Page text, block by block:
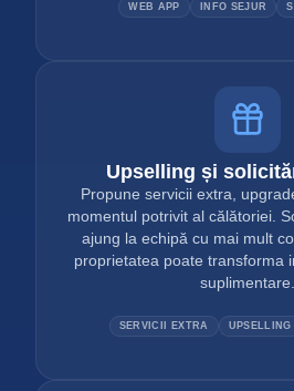
WEB APP INFO SEJUR
Upselling și
Propune servicii extra,
momentul potrivit al călătoriei.
ajung la echipă cu mai mult
proprietatea poate transforma
suplimentare.
SERVICII EXTRA UPSELLING